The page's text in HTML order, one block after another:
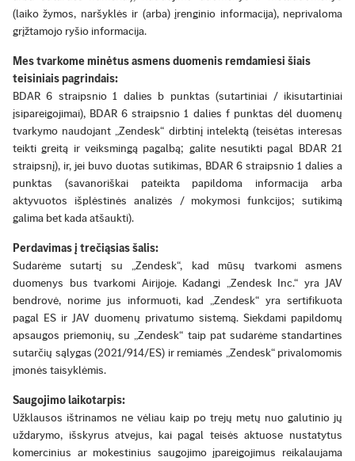
(laiko žymos, naršyklės ir (arba) įrenginio informacija), neprivaloma
grįžtamojo ryšio informacija.
Mes tvarkome minėtus asmens duomenis remdamiesi šiais
teisiniais pagrindais:
BDAR 6 straipsnio 1 dalies b punktas (sutartiniai / ikisutartiniai
įsipareigojimai), BDAR 6 straipsnio 1 dalies f punktas dėl duomenų
tvarkymo naudojant „Zendesk“ dirbtinį intelektą (teisėtas interesas
teikti greitą ir veiksmingą pagalbą; galite nesutikti pagal BDAR 21
straipsnį), ir, jei buvo duotas sutikimas, BDAR 6 straipsnio 1 dalies a
punktas (savanoriškai pateikta papildoma informacija arba
aktyvuotos išplėstinės analizės / mokymosi funkcijos; sutikimą
galima bet kada atšaukti).
Perdavimas į trečiąsias šalis:
Sudarėme sutartį su „Zendesk“, kad mūsų tvarkomi asmens
duomenys bus tvarkomi Airijoje. Kadangi „Zendesk Inc.“ yra JAV
bendrovė, norime jus informuoti, kad „Zendesk“ yra sertifikuota
pagal ES ir JAV duomenų privatumo sistemą. Siekdami papildomų
apsaugos priemonių, su „Zendesk“ taip pat sudarėme standartines
sutarčių sąlygas (2021/914/ES) ir remiamės „Zendesk“ privalomomis
įmonės taisyklėmis.
Saugojimo laikotarpis:
Užklausos ištrinamos ne vėliau kaip po trejų metų nuo galutinio jų
uždarymo, išskyrus atvejus, kai pagal teisės aktuose nustatytus
komercinius ar mokestinius saugojimo įpareigojimus reikalaujama